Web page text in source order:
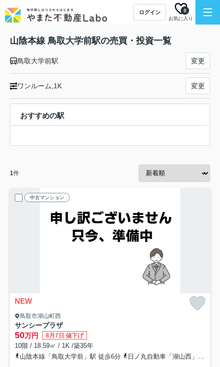
ログイン
お気に入り
0
山陰本線 鳥取大学前駅の売買・投資一覧
鳥取大学前駅 変更
ワンルーム,1K 変更
おすすめの駅
1件
中古マンション
NEW
鳥取市湖山町西
サンシープラザ
50万円 8月7日 値下げ
10階 / 18.59㎡ / 1K /築35年
山陰本線「鳥取大学前」駅 徒歩6分
日ノ丸自動車「湖山西」バス停下車 徒歩1分